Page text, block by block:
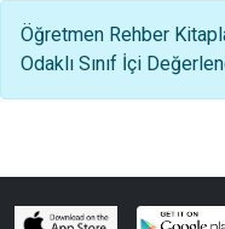
Öğretmen Rehber
Odaklı Sınıf İçi